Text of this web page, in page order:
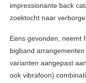
impressionante back
zoektocht naar
Eens gevonden, neemt
bigband
varianten aangepast
ook vibrafoon)